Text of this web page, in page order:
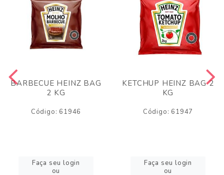
BARBECUE HEINZ BAG
2 KG
Código: 61946
Faça seu login
ou
KETCHUP HEINZ BAG 2
KG
Código: 61947
Faça seu login
ou